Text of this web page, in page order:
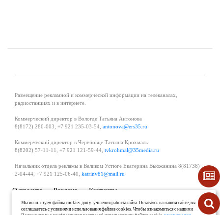
Размещение рекламной и коммерческой информации на телеканалах,
радиостанциях и в интернете.
Коммерческий директор в Вологде Татьяна Антонова
8(8172) 280-003, +7 921 235-03-54, antonova@ers35.ru
Коммерческий директор в Череповце Татьяна Крохмаль
8(8202) 57-11-11, +7 921 121-59-44, tvkrohmal@35media.ru
Начальник отдела рекламы в Великом Устюге Екатерина Вьюжанина 8(81738)
2-04-44, +7 921 125-06-40, katrinv81@mail.ru
О проекте Реклама
Контакты
Политика в области обработки и защиты персональных данных
Мы используем файлы cookies для улучшения работы сайта. Оставаясь на нашем сайте, вы
соглашаетесь с условиями использования файлов cookies. Чтобы ознакомиться с нашими